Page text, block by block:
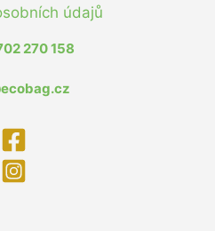
údajů
270 158